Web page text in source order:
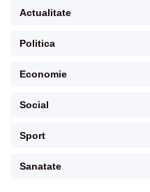
Actualitate
Politica
Economie
Social
Sport
Sanatate